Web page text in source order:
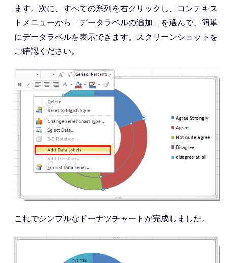
ます。次に、すべての系列を右クリックし、コンテキス
トメニューから「データラベルの追加」を選んで、簡単
にデータラベルを表示できます。スクリーンショットを
ご確認ください。
これでシンプルなドーナツチャートが完成しました。